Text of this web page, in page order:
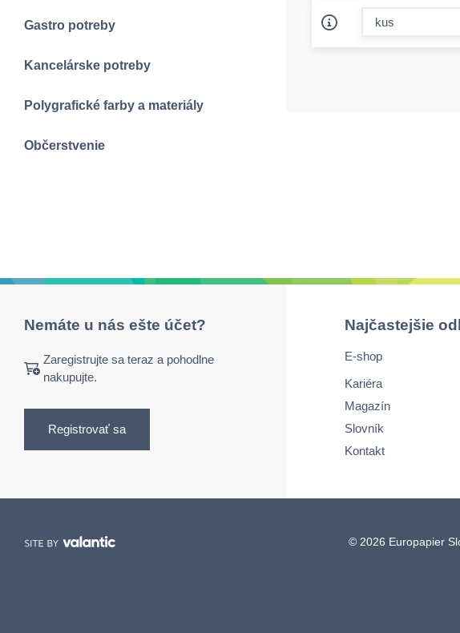
Gastro potreby
Kancelárske potreby
Polygrafické farby a materiály
Občerstvenie
Nemáte u nás ešte účet?
Zaregistrujte sa teraz a pohodlne
nakupujte.
Registrovať sa
Najčastejšie
E-shop
Kariéra
Magazín
Slovník
Kontakt
© 2026 Europapier